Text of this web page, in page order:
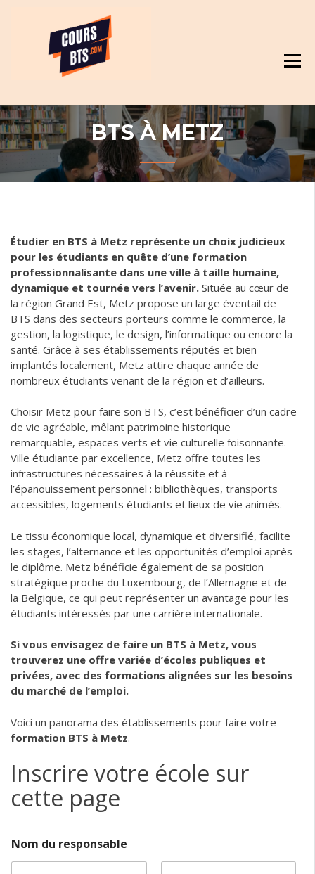
BTS À METZ
Étudier en BTS à Metz représente un choix judicieux
pour les étudiants en quête d’une formation
professionnalisante dans une ville à taille humaine,
dynamique et tournée vers l’avenir. Située au cœur de
la région Grand Est, Metz propose un large éventail de
BTS dans des secteurs porteurs comme le commerce, la
gestion, la logistique, le design, l’informatique ou encore la
santé. Grâce à ses établissements réputés et bien
implantés localement, Metz attire chaque année de
nombreux étudiants venant de la région et d’ailleurs.
Choisir Metz pour faire son BTS, c’est bénéficier d’un cadre
de vie agréable, mêlant patrimoine historique
remarquable, espaces verts et vie culturelle foisonnante.
Ville étudiante par excellence, Metz offre toutes les
infrastructures nécessaires à la réussite et à
l’épanouissement personnel : bibliothèques, transports
accessibles, logements étudiants et lieux de vie animés.
Le tissu économique local, dynamique et diversifié, facilite
les stages, l’alternance et les opportunités d’emploi après
le diplôme. Metz bénéficie également de sa position
stratégique proche du Luxembourg, de l’Allemagne et de
la Belgique, ce qui peut représenter un avantage pour les
étudiants intéressés par une carrière internationale.
Si vous envisagez de faire un BTS à Metz, vous
trouverez une offre variée d’écoles publiques et
privées, avec des formations alignées sur les besoins
du marché de l’emploi.
Voici un panorama des établissements pour faire votre
formation BTS à Metz.
Inscrire votre école sur
cette page
Nom du responsable